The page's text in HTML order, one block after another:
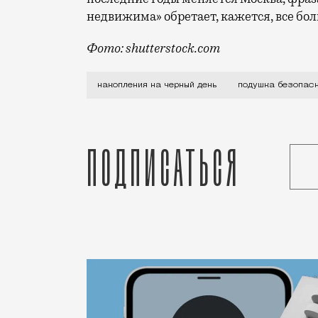
недвижима» обретает, кажется, все
Фото: shutterstock.com
А ведь еще прошлой осенью
накопления на черный день подушка
Подписаться